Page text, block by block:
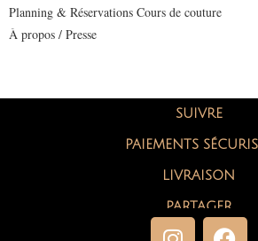
Planning & Réservations Cours de couture
À propos / Presse
SUIVRE
PAIEMENTS
LIVRAISON
PARTAGER